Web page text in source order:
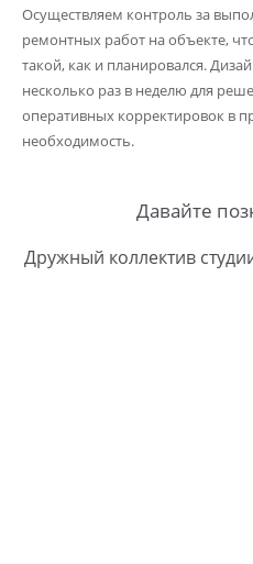
Осуществляем контроль за
ремонтных работ на объекте,
такой, как и планировался.
несколько раз в неделю для
оперативных корректировок в
необходимость.
Давайте
Дружный коллектив